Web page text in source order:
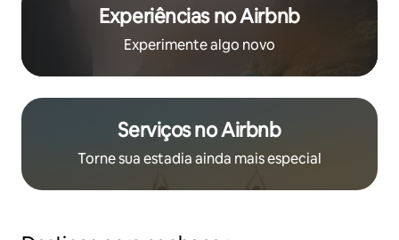
Experiências no Airbnb
Experimente algo novo
Serviços no Airbnb
Torne sua estadia ainda mais especial